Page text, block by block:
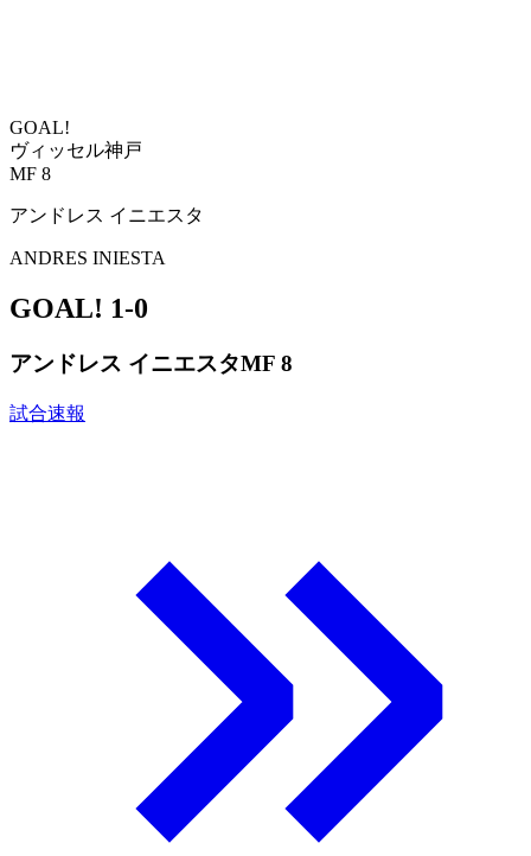
GOAL!
ヴィッセル神戸
MF 8
アンドレス イニエスタ
ANDRES INIESTA
GOAL! 1-0
アンドレス イニエスタMF 8
試合速報